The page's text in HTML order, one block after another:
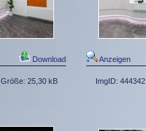
Download Anzeigen
Größe: 25,30 kB ImgID: 444342